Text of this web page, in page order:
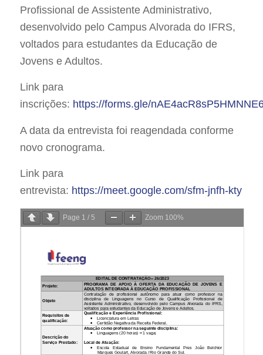
Profissional de Assistente Administrativo,
desenvolvido pelo Campus Alvorada do IFRS,
voltados para estudantes da Educação de
Jovens e Adultos.
Link para
inscrições: https://forms.gle/
A data da entrevista foi reagendada conforme
novo cronograma.
Link para
entrevista: https://meet.google.com/sfm-jnfh-kty
Page 1 / 5 Zoom 100%